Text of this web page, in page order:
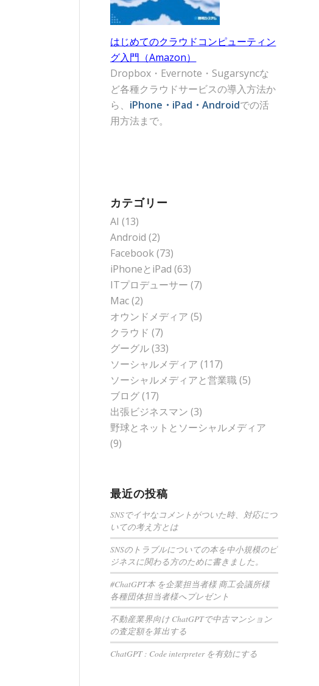
はじめてのクラウドコンピューティン
グ入門（Amazon）
Dropbox・Evernote・Sugarsyncな
ど各種クラウドサービスの導入方法か
ら、 iPhone・iPad・Androidでの活
用方法まで。
カテゴリー
AI (13)
Android (2)
Facebook(73)
iPhoneとiPad (63)
ITプロデューサー (7)
Mac(2)
オウンドメディア (5)
クラウド (7)
グーグル(33)
ソーシャルメディア (117)
ソーシャルメディアと営業職(5)
ブログ(17)
出張ビジネスマン (3)
野球とネットとソーシャルメディア
(9)
最近の投稿
SNSでイヤなコメントがついた時、対応につ
いての考え方とは
SNSのトラブルについての本を中小規模のビ
ジネスに関わる方のために書きました。
#ChatGPT本 を企業担当者様 商工会議所様
各種団体担当者様へプレゼント
不動産業界向け ChatGPTで中古マンション
の査定額を算出する
ChatGPT : Code interpreter を有効にする